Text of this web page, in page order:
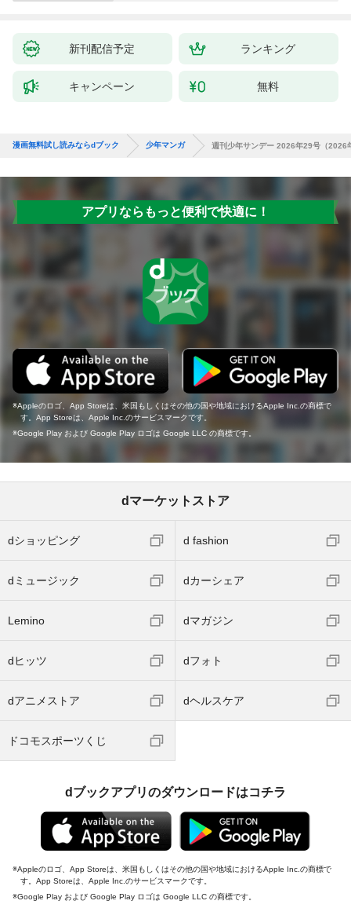
新刊配信予定 ランキング
キャンペーン 無料
漫画無料試し読みならdブック 少年マンガ 週刊少年サンデー 2026年29号（2026
アプリならもっと便利で快適に！
Appleのロゴ、App Storeは、米国もしくはその他の国や地域におけるApple Inc.の商標で
す。App Storeは、Apple Inc.のサービスマークです。
Google Play および Google Play ロゴは Google LLC の商標です。
dマーケットストア
dショッピング d fashion
dミュージック dカーシェア
Lemino dマガジン
dヒッツ dフォト
dアニメストア dヘルスケア
ドコモスポーツくじ
dブックアプリのダウンロードはコチラ
Appleのロゴ、App Storeは、米国もしくはその他の国や地域におけるApple Inc.の商標で
す。App Storeは、Apple Inc.のサービスマークです。
Google Play および Google Play ロゴは Google LLC の商標です。